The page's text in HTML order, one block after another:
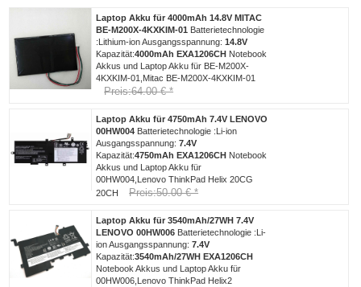
Laptop Akku für 4000mAh 14.8V MITAC
BE-M200X-4KXKIM-01 Batterietechnologie
:Lithium-ion Ausgangsspannung:14.8V
Kapazität:4000mAh EXA1206CH Notebook
Akkus und Laptop Akku für BE-M200X-
4KXKIM-01,Mitac BE-M200X-4KXKIM-01
Preis:64.00 € *
Laptop Akku für 4750mAh 7.4V LENOVO
00HW004 Batterietechnologie :Li-ion
Ausgangsspannung:7.4V
Kapazität:4750mAh EXA1206CH Notebook
Akkus und Laptop Akku für
00HW004,Lenovo ThinkPad Helix 20CG
20CH
Preis:50.00 € *
Laptop Akku für 3540mAh/27WH 7.4V
LENOVO 00HW006 Batterietechnologie :Li-
ion Ausgangsspannung:7.4V
Kapazität:3540mAh/27WH EXA1206CH
Notebook Akkus und Laptop Akku für
00HW006,Lenovo ThinkPad Helix2